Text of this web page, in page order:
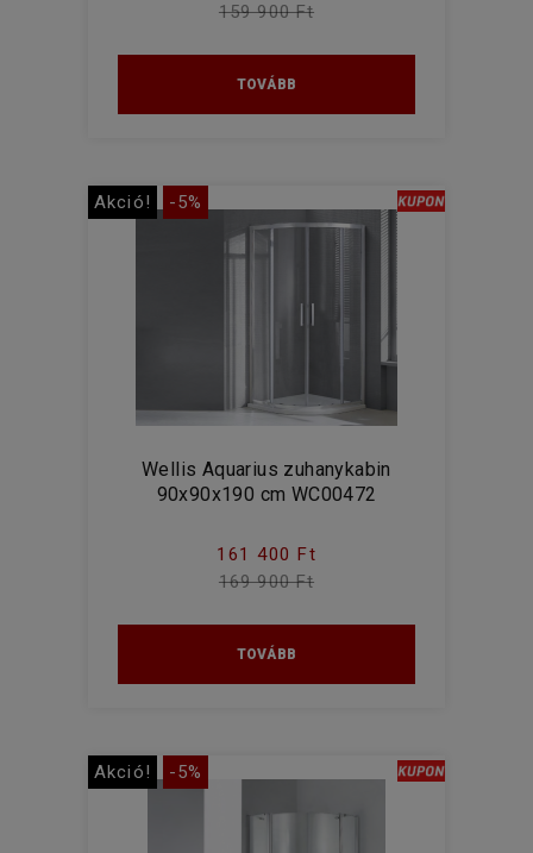
159 900 Ft
TOVÁBB
Akció! -5%
Wellis Aquarius zuhanykabin
90x90x190 cm WC00472
161 400 Ft
169 900 Ft
TOVÁBB
Akció! -5%